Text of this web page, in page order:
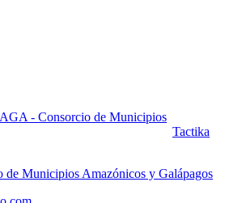
- Consorcio de Municipios
Tactika